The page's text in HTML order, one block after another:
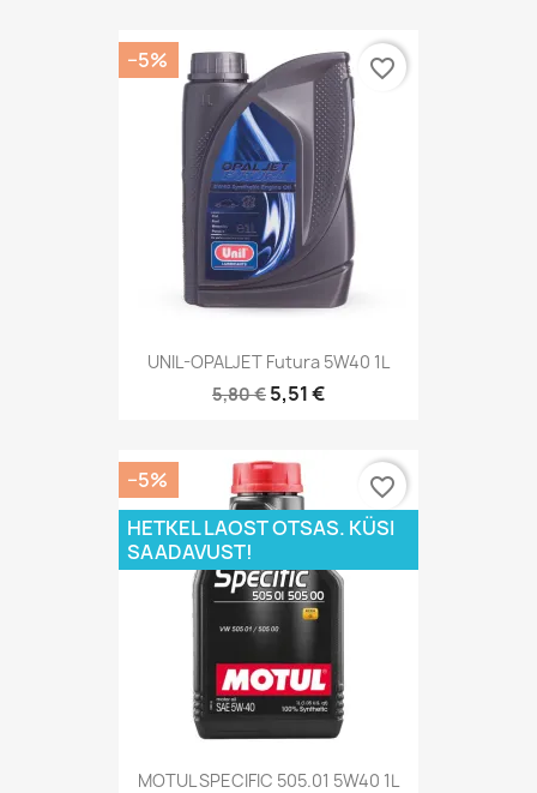
UNIL-OPALJET Futura 5W40 1L
5,80 € 5,51 €
−5% favorite_border
MOTUL SPECIFIC 505.01 5W40 1L
−5%
HETKEL LAOST OTSAS. KÜSI
SAADAVUST!
favorite_border